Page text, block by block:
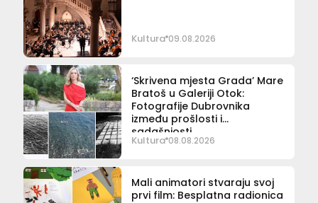
Kultura 09.08.2026
‘Skrivena mjesta Grada’ Mare
Bratoš u Galeriji Otok:
Fotografije Dubrovnika
između prošlosti i
sadašnjosti
Kultura 08.08.2026
Mali animatori stvaraju svoj
prvi film: Besplatna radionica